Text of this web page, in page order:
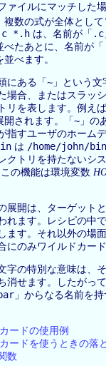
イルにマッチした
複数の式が全体とし
*.h は、名前が「 .c
たあとに、名前が「
べます。
にある「 ~ 」という
場合、またはスラッ
リを表します。例え
開されます。「 ~ 」の
指すユーザのホーム
は /home/john/bin
クトリを持たないシ
の機能は環境変数
展開は、ターゲット
れます。レシピの中
ます。それ以外の場面
にのみワイルドカー
字の特別な意味は、
消せます。したがって
」からなる名前を
ードの使用例
ードを使うときの落
数